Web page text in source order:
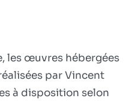
les œuvres hébergées
par Vincent
à disposition selon